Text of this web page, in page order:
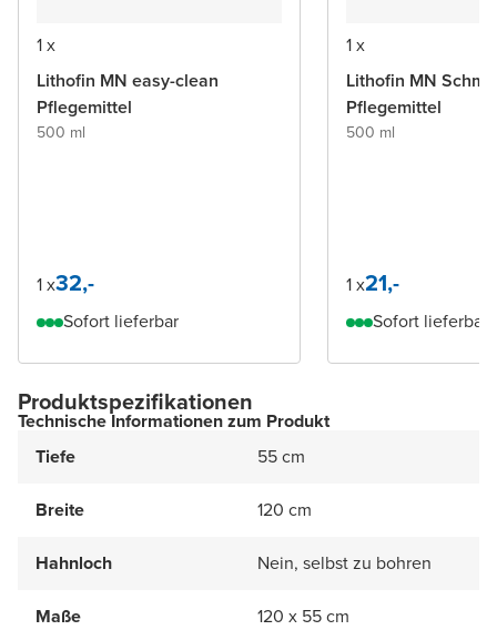
1 x
Lithofin MN easy-clean
Pflegemittel
500 ml
1 x32,-
Sofort lieferbar
1 x
Lithofin MN
Pflegemittel
500 ml
1 x21,-
Sofort lieferbar
Produktspezifikationen
Technische Informationen zum Produkt
Tiefe
55 cm
Breite 120 cm
Hahnloch Nein, selbst zu bohren
Maße 120 x 55 cm